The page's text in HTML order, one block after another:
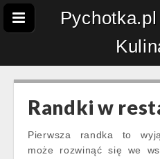
Randki w
Pierwsza randka to
może rozwinąć się we